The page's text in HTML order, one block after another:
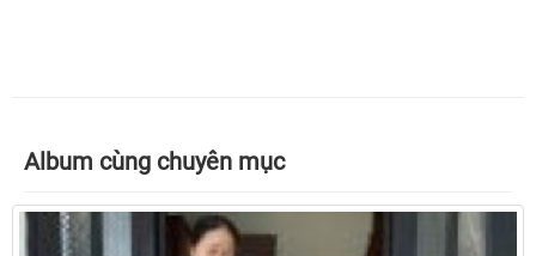
Album cùng chuyên mục